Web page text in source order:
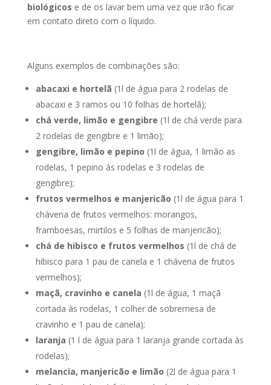
biológicos e de os lavar bem uma vez que irão ficar
em contato direto com o líquido.
Alguns exemplos de combinações são:
abacaxi e hortelã (1l de água para 2 rodelas de
abacaxi e 3 ramos ou 10 folhas de hortelã);
chá verde, limão e gengibre (1l de chá verde para
2 rodelas de gengibre e 1 limão);
gengibre, limão e pepino (1l de água, 1 limão as
rodelas, 1 pepino às rodelas e 3 rodelas de
gengibre);
frutos vermelhos e manjericão (1l de água para 1
chávena de frutos vermelhos: morangos,
framboesas, mirtilos e 5 folhas de manjericão);
chá de hibisco e frutos vermelhos (1l de chá de
hibisco para 1 pau de canela e 1 chávena de frutos
vermelhos);
maçã, cravinho e canela (1l de água, 1 maçã
cortada às rodelas, 1 colher de sobremesa de
cravinho e 1 pau de canela);
laranja (1 l de água para 1 laranja grande cortada às
rodelas);
melancia, manjericão e limão (2l de água para 1